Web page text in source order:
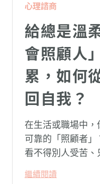
心理諮商
給總是溫
會照顧人
累，如何
回自我？
在生活或職場中
可靠的「照顧者」
看不得別人受苦
常在夜深人靜時讓
繼續閱讀